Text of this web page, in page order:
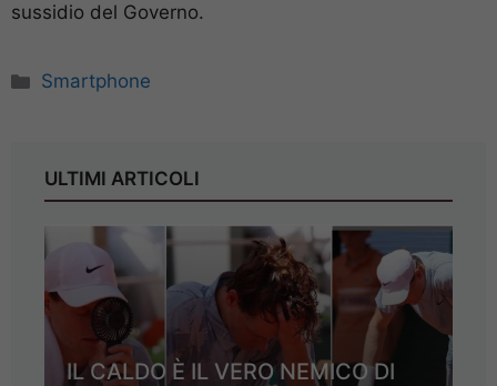
sussidio del Governo.
Categorie
Smartphone
ULTIMI ARTICOLI
IL CALDO È IL VERO NEMICO DI